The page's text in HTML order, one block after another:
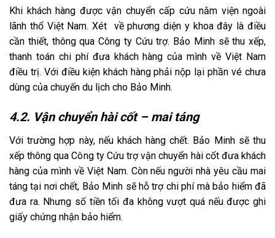
Khi khách hàng được vận chuyển cấp cứu nằm viện ngoài
lãnh thổ Việt Nam. Xét về phương diện y khoa đây là điều
cần thiết, thông qua Công ty Cứu trợ. Bảo Minh sẽ thu xếp,
thanh toán chi phí đưa khách hàng của mình về Việt Nam
điều trị. Với điều kiện khách hàng phải nộp lại phần vé chưa
dùng của chuyến du lịch cho Bảo Minh.
4.2. Vận chuyển hài cốt – mai táng
Với trường hợp này, nếu khách hàng chết. Bảo Minh sẽ thu
xếp thông qua Công ty Cứu trợ vận chuyển hài cốt đưa khách
hàng của mình về Việt Nam. Còn nếu người nhà yêu cầu mai
táng tại nơi chết, Bảo Minh sẽ hỗ trợ chi phí mà bảo hiểm đã
đưa ra. Nhưng số tiền tối đa không vượt quá nếu được ghi
giấy chứng nhận bảo hiểm.